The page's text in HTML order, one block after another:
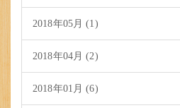
2018年05月 (1)
2018年04月 (2)
2018年01月 (6)